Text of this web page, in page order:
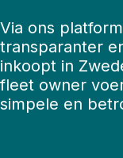
Via ons
transparanter
inkoopt in
fleet owner
simpele en